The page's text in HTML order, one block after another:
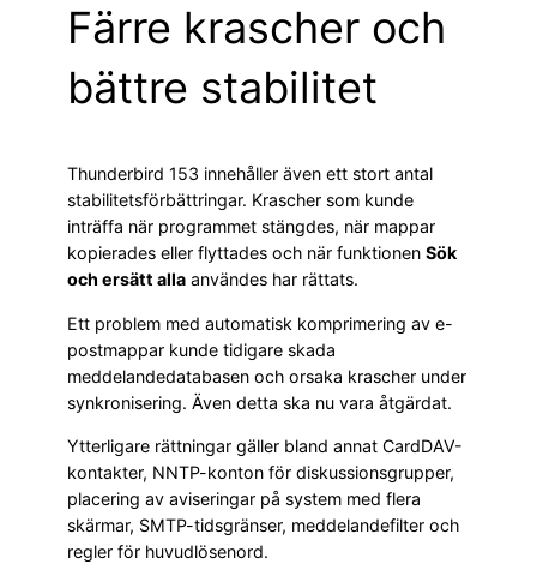
Färre krascher och
bättre stabilitet
Thunderbird 153 innehåller även ett stort antal
stabilitetsförbättringar. Krascher som kunde
inträffa när programmet stängdes, när mappar
kopierades eller flyttades och när funktionen Sök
och ersätt alla användes har rättats.
Ett problem med automatisk komprimering av e-
postmappar kunde tidigare skada
meddelandedatabasen och orsaka krascher under
synkronisering. Även detta ska nu vara åtgärdat.
Ytterligare rättningar gäller bland annat CardDAV-
kontakter, NNTP-konton för diskussionsgrupper,
placering av aviseringar på system med flera
skärmar, SMTP-tidsgränser, meddelandefilter och
regler för huvudlösenord.